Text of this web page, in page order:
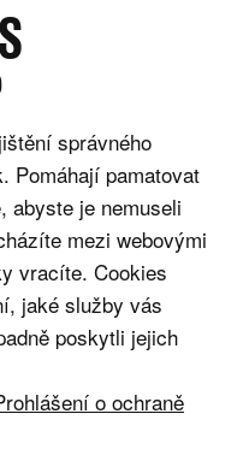
správného
Pomáhají pamatovat
abyste je nemuseli
mezi webovými
vracíte. Cookies
jaké služby vás
poskytli jejich
o ochraně